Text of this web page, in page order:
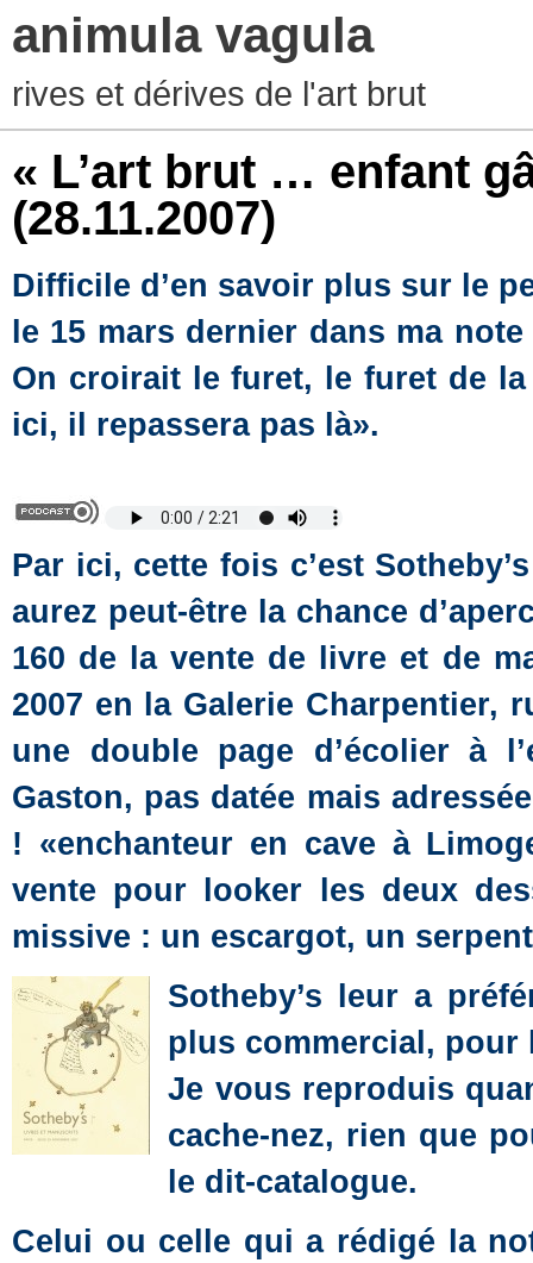
animula vagula
rives et dérives de l'art brut
« L’art brut … enfant
(28.11.2007)
Difficile d’en savoir plus sur le
le 15 mars dernier dans ma
On croirait le furet, le furet de
ici, il repassera pas là».
Par ici, cette fois c’est
aurez peut-être la chance
160 de la vente de livre et de
2007 en la Galerie Charpentier,
une double page d’écolier à
Gaston, pas datée mais
! «enchanteur en cave à
vente pour looker les deux
missive : un escargot, un
Sotheby’s leur a
plus commercial, pour
Je vous reproduis
cache-nez, rien que
le dit-catalogue.
Celui ou celle qui a rédigé la